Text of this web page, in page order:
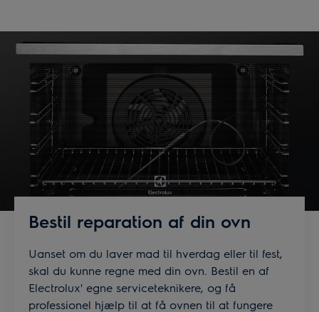
Bestil reparation af din ovn
Uanset om du laver mad til hverdag eller til fest,
skal du kunne regne med din ovn. Bestil en af
Electrolux' egne serviceteknikere, og få
professionel hjælp til at få ovnen til at fungere